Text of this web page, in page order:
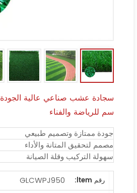
سم للرياضة والفناء
جودة ممتازة وتصميم طبيعي
مصمم لتحقيق المتانة والأداء
سهولة التركيب وقلة الصيانة
رقم ltem:
GLCWPJ950